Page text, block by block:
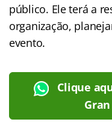
público. Ele terá a
organização,
evento.
Clique